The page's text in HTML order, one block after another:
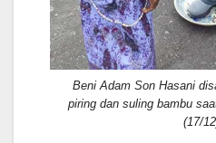
Beni Adam Son Hasani
piring dan suling bambu
(17/